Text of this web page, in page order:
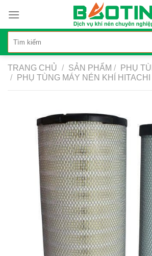
content
TRANG CHỦ / SẢN PHẨM /
PHỤ
/
PHỤ TÙNG MÁY NÉN KHÍ HITACHI